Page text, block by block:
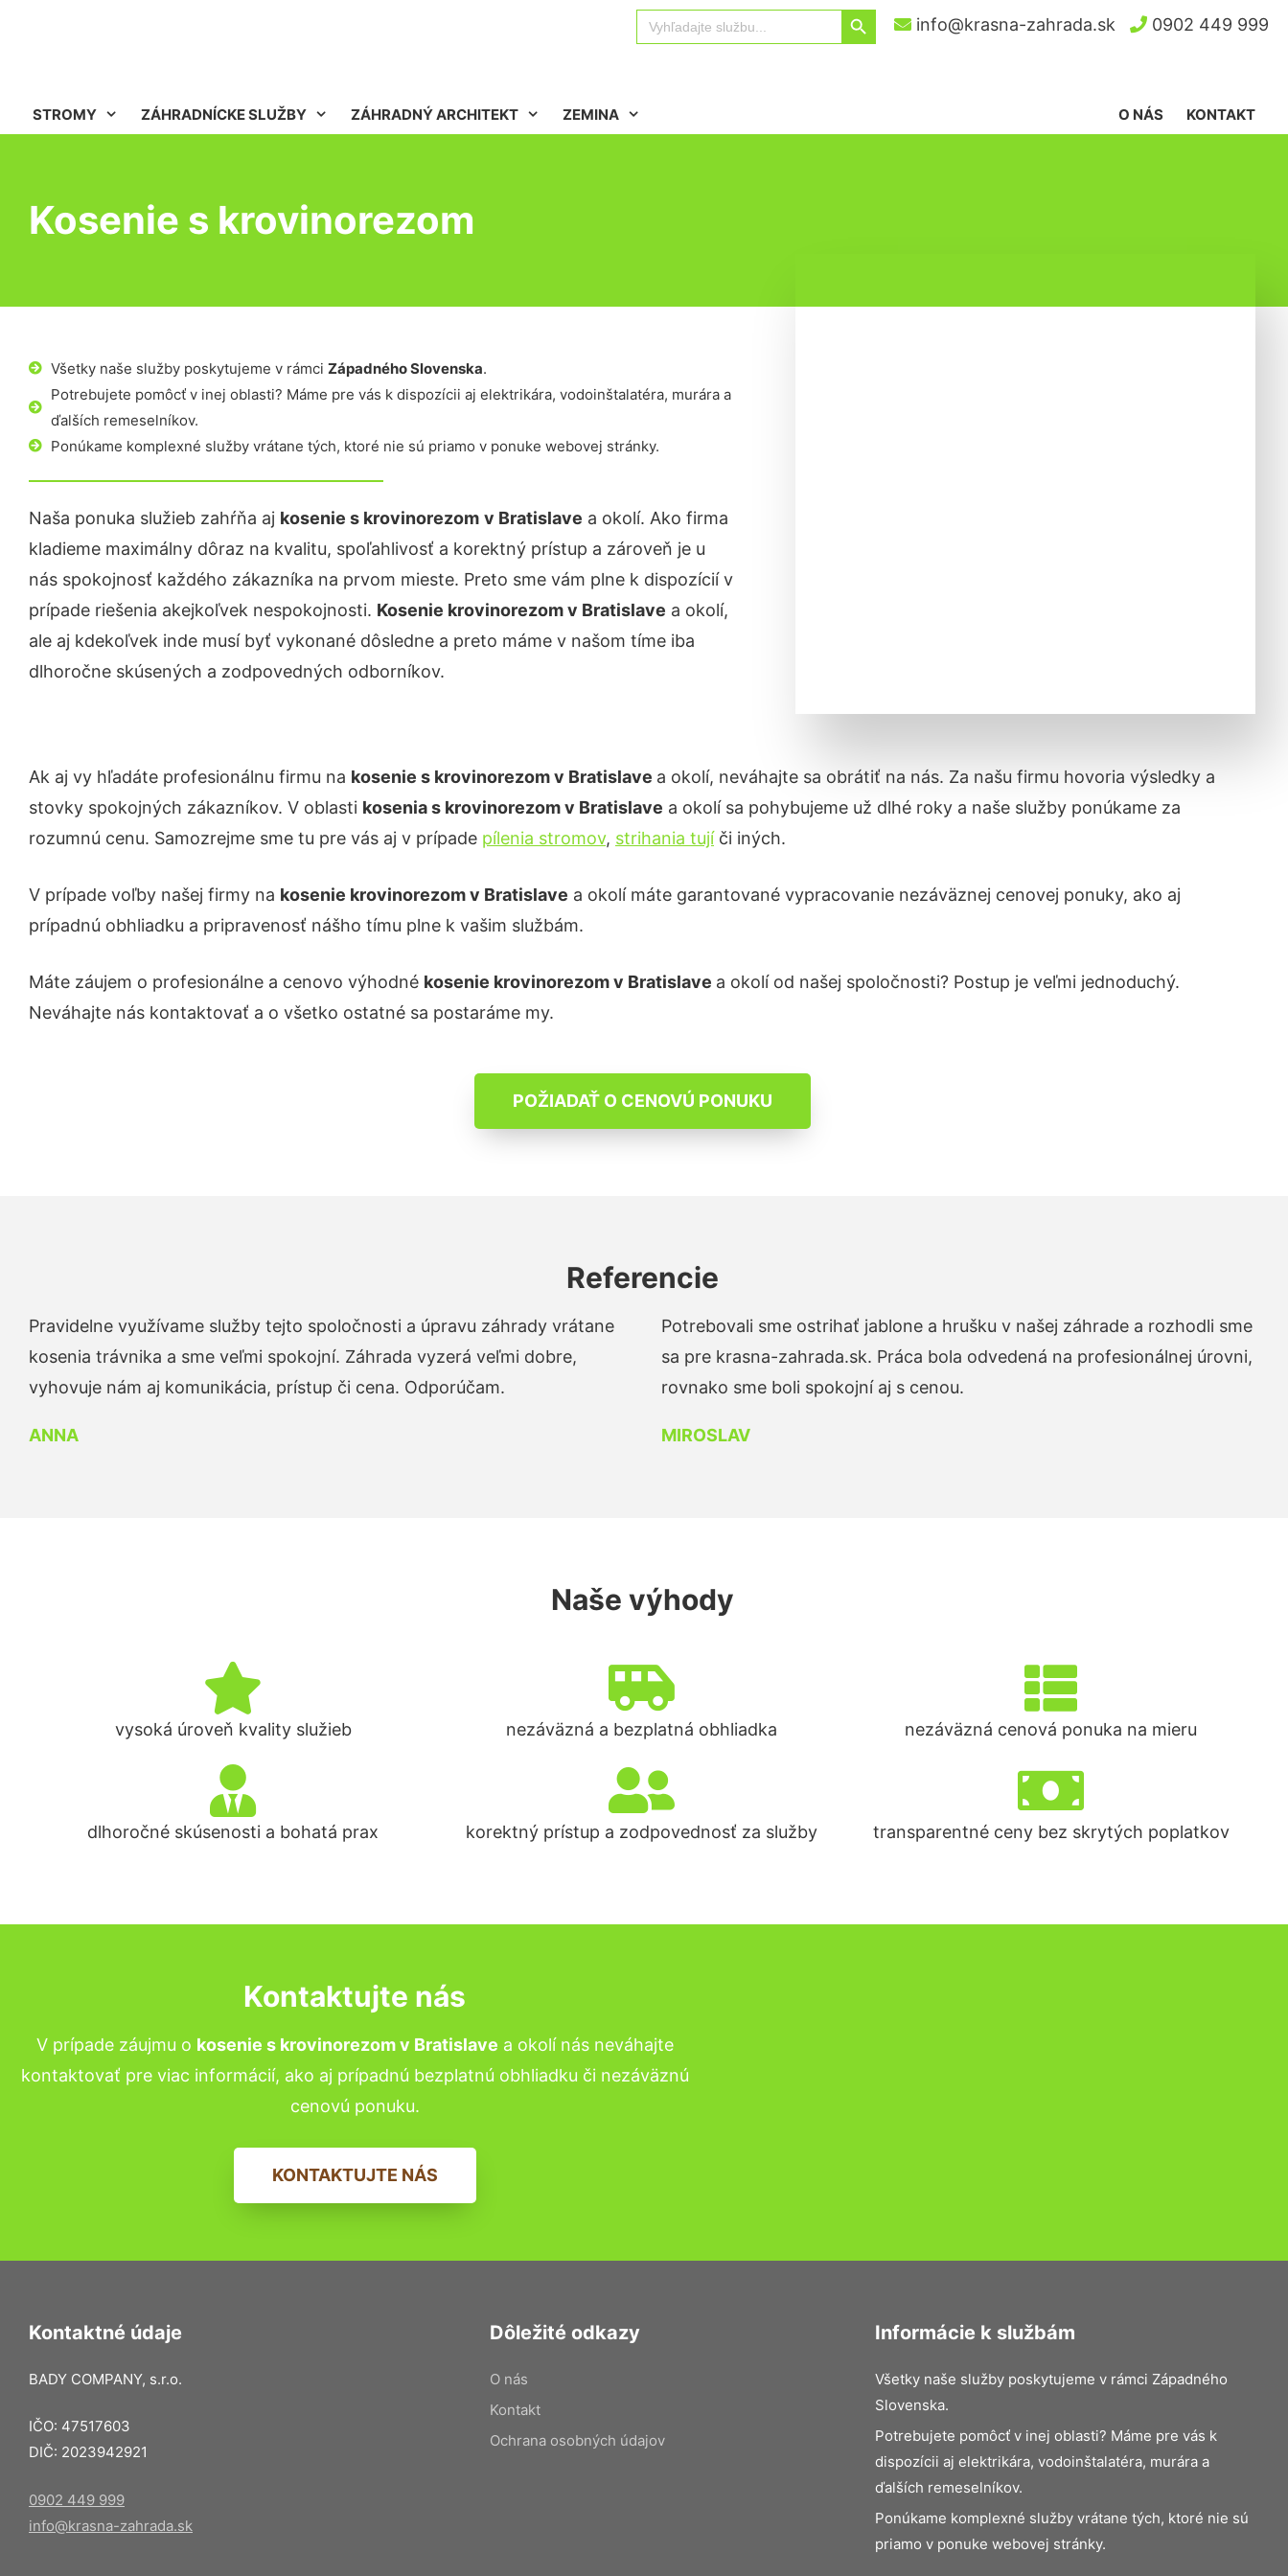
Search
for:
Search Button
info@krasna-zahrada.sk 0902 449 999
STROMY ZÁHRADNÍCKE SLUŽBY ZÁHRADNÝ ARCHITEKT ZEMINA KONTAKT
O NÁS
Kosenie s krovinorezom
Všetky naše služby poskytujeme v rámci Západného Slovenska.
Potrebujete pomôcť v inej oblasti? Máme pre vás k dispozícii aj elektrikára, vodoinštalatéra, murára a
ďalších remeselníkov.
Ponúkame komplexné služby vrátane tých, ktoré nie sú priamo v ponuke webovej stránky.
Naša ponuka služieb zahŕňa aj kosenie s krovinorezom v Bratislave a okolí. Ako firma
kladieme maximálny dôraz na kvalitu, spoľahlivosť a korektný prístup a zároveň je u
nás spokojnosť každého zákazníka na prvom mieste. Preto sme vám plne k dispozícií v
prípade riešenia akejkoľvek nespokojnosti. Kosenie krovinorezomv Bratislave a okolí,
ale aj kdekoľvek inde musí byť vykonané dôsledne a preto máme v našom tíme iba
dlhoročne skúsených a zodpovedných odborníkov.
Ak aj vy hľadáte profesionálnu firmu na kosenie s krovinorezomv Bratislave a okolí, neváhajte sa obrátiť na nás. Za našu firmu hovoria výsledky a
stovky spokojných zákazníkov. V oblasti kosenia s krovinorezomv Bratislave a okolí sa pohybujeme už dlhé roky a naše služby ponúkame za
rozumnú cenu. Samozrejme sme tu pre vás aj v prípade pílenia stromov, strihania tujíči iných.
V prípade voľby našej firmy na kosenie krovinorezomv Bratislave a okolí máte garantované vypracovanie nezáväznej cenovej ponuky, ako aj
prípadnú obhliadku a pripravenosť nášho tímu plne k vašim službám.
Máte záujem o profesionálne a cenovo výhodné kosenie krovinorezomv Bratislave a okolí od našej spoločnosti? Postup je veľmi jednoduchý.
Neváhajte nás kontaktovať a o všetko ostatné sa postaráme my.
POŽIADAŤ O CENOVÚ PONUKU
Referencie
Pravidelne využívame služby tejto spoločnosti a úpravu záhrady vrátane
kosenia trávnika a sme veľmi spokojní. Záhrada vyzerá veľmi dobre,
vyhovuje nám aj komunikácia, prístup či cena. Odporúčam.
ANNA
Potrebovali sme ostrihať jablone a hrušku v našej záhrade a rozhodli sme
sa pre krasna-zahrada.sk. Práca bola odvedená na profesionálnej úrovni,
rovnako sme boli spokojní aj s cenou.
MIROSLAV
Naše výhody
vysoká úroveň kvality služieb nezáväzná a bezplatná obhliadka nezáväzná cenová ponuka na mieru
dlhoročné skúsenosti a bohatá prax korektný prístup a zodpovednosť za služby transparentné ceny bez skrytých poplatkov
Kontaktujte nás
V prípade záujmu o kosenie s krovinorezom v Bratislave a okolí nás neváhajte
kontaktovať pre viac informácií, ako aj prípadnú bezplatnú obhliadku či nezáväznú
cenovú ponuku.
KONTAKTUJTE NÁS
Kontaktné údaje
BADY COMPANY, s.r.o.
IČO: 47517603
DIČ: 2023942921
0902 449 999
info@krasna-zahrada.sk
Dôležité odkazy
O nás
Kontakt
Ochrana osobných údajov
Informácie k službám
Všetky naše služby poskytujeme v rámci Západného
Slovenska.
Potrebujete pomôcť v inej oblasti? Máme pre vás k
dispozícii aj elektrikára, vodoinštalatéra, murára a
ďalších remeselníkov.
Ponúkame komplexné služby vrátane tých, ktoré nie sú
priamo v ponuke webovej stránky.